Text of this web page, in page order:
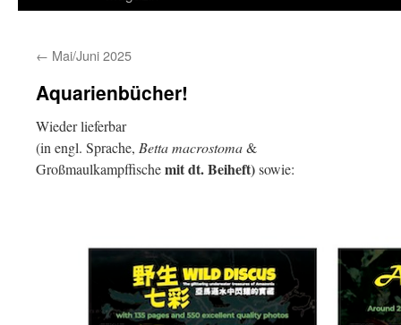
← Mai/Juni 2025
Aquarienbücher!
Wieder lieferbar
(in engl. Sprache, Betta macrostoma&
Großmaulkampffischemit dt. Beiheft)sowie: